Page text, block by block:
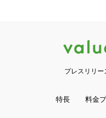
プレスリリ
特長 料金